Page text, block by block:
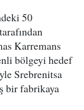
50
Karremans
bölgeyi hedef
Srebrenitsa
bir fabrikaya